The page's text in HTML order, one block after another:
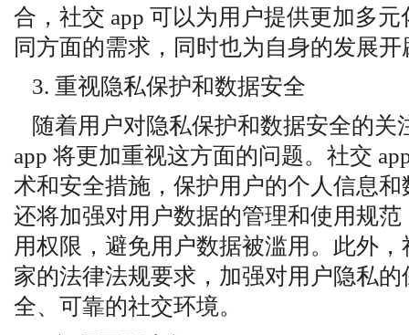
合，社交 app 可以为用户提供更加多
同方面的需求，同时也为自身的发展
3. 重视隐私保护和数据安全
随着用户对隐私保护和数据安全的关
app 将更加重视这方面的问题。社交
术和安全措施，保护用户的个人信息
还将加强对用户数据的管理和使用规
用权限，避免用户数据被滥用。此外
家的法律法规要求，加强对用户隐私
全、可靠的社交环境。